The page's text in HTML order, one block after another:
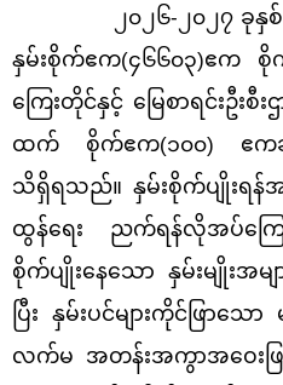
၂၀၂၆-၂၀၂၇ ခုနှ
နှမ်းစိုက်ဧက(၄၆၆၀၃)ဧက စို
ကြေးတိုင်နှင့် မြေစာရင်းဦ
ထက် စိုက်ဧက(၁၀၀) ဧကခန့်ပို
သိရှိရသည်။ နှမ်းစိုက်ပျိုးရန်
ထွန်ရေး ညက်ရန်လိုအပ်ကြေ
စိုက်ပျိုးနေသော နှမ်းမျိုးအမ
ပြီး နှမ်းပင်များကိုင်ဖြာသေ
လက်မ အတန်းအကွာအဝေးဖြင့်